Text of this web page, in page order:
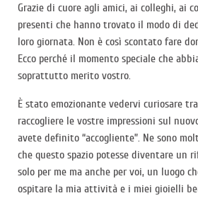
Grazie di cuore agli amici, ai colleghi, ai
presenti che hanno trovato il modo di
loro giornata. Non è così scontato fare
Ecco perché il momento speciale che
soprattutto merito vostro.
È stato emozionante vedervi curiosare
raccogliere le vostre impressioni sul
avete definito “accogliente”. Ne sono
che questo spazio potesse diventare un
solo per me ma anche per voi, un luogo
ospitare la mia attività e i miei gioielli